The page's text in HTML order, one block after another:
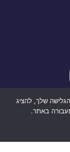
שלך, להציג
באתר.